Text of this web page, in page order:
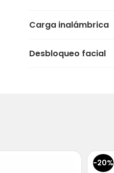
Carga inalámbrica
Desbloqueo facial
-20%